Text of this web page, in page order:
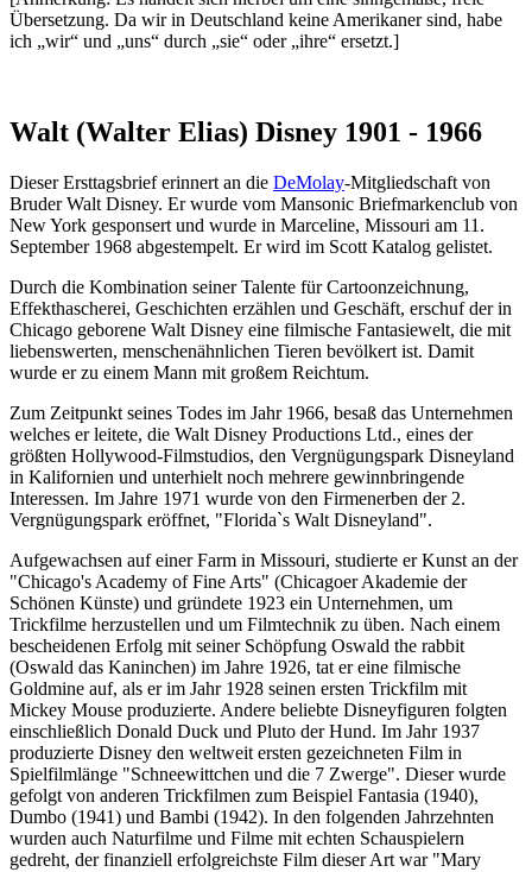
Übersetzung. Da wir in Deutschland keine Amerikaner sind, habe
ich „wir“ und „uns“ durch „sie“ oder „ihre“ ersetzt.]
Walt (Walter Elias) Disney 1901 - 1966
Dieser Ersttagsbrief erinnert an die DeMolay-Mitgliedschaft von
Bruder Walt Disney. Er wurde vom Mansonic Briefmarkenclub von
New York gesponsert und wurde in Marceline, Missouri am 11.
September 1968 abgestempelt. Er wird im Scott Katalog gelistet.
Durch die Kombination seiner Talente für Cartoonzeichnung,
Effekthascherei, Geschichten erzählen und Geschäft, erschuf der in
Chicago geborene Walt Disney eine filmische Fantasiewelt, die mit
liebenswerten, menschenähnlichen Tieren bevölkert ist. Damit
wurde er zu einem Mann mit großem Reichtum.
Zum Zeitpunkt seines Todes im Jahr 1966, besaß das Unternehmen
welches er leitete, die Walt Disney Productions Ltd., eines der
größten Hollywood-Filmstudios, den Vergnügungspark Disneyland
in Kalifornien und unterhielt noch mehrere gewinnbringende
Interessen. Im Jahre 1971 wurde von den Firmenerben der 2.
Vergnügungspark eröffnet, "Florida`s Walt Disneyland".
Aufgewachsen auf einer Farm in Missouri, studierte er Kunst an der
"Chicago's Academy of Fine Arts" (Chicagoer Akademie der
Schönen Künste) und gründete 1923 ein Unternehmen, um
Trickfilme herzustellen und um Filmtechnik zu üben. Nach einem
bescheidenen Erfolg mit seiner Schöpfung Oswald the rabbit
(Oswald das Kaninchen) im Jahre 1926, tat er eine filmische
Goldmine auf, als er im Jahr 1928 seinen ersten Trickfilm mit
Mickey Mouse produzierte. Andere beliebte Disneyfiguren folgten
einschließlich Donald Duck und Pluto der Hund. Im Jahr 1937
produzierte Disney den weltweit ersten gezeichneten Film in
Spielfilmlänge "Schneewittchen und die 7 Zwerge". Dieser wurde
gefolgt von anderen Trickfilmen zum Beispiel Fantasia (1940),
Dumbo (1941) und Bambi (1942). In den folgenden Jahrzehnten
wurden auch Naturfilme und Filme mit echten Schauspielern
gedreht, der finanziell erfolgreichste Film dieser Art war "Mary